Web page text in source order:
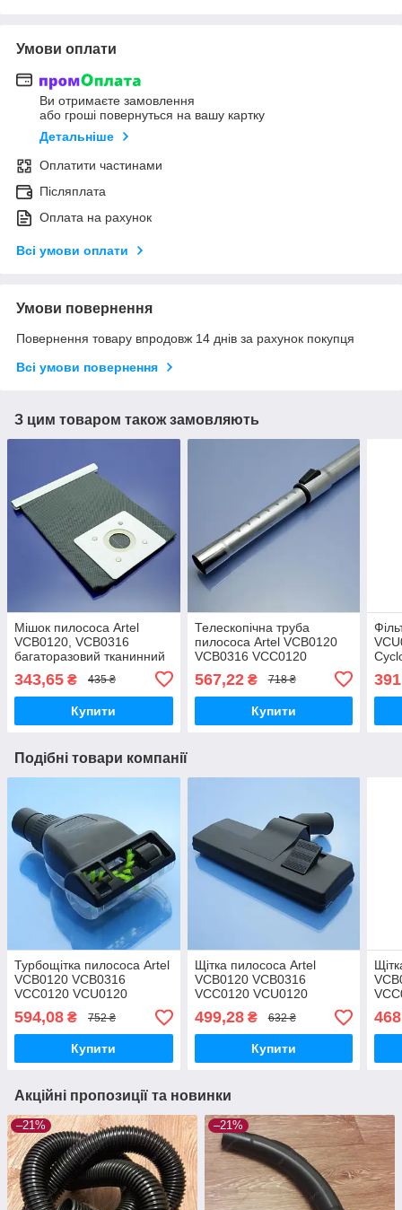
Умови оплати
Ви отримаєте замовлення
або гроші повернуться на вашу картку
Детальніше
Оплатити частинами
Післяплата
Оплата на рахунок
Всі умови оплати
Умови повернення
Повернення товару впродовж 14 днів за рахунок покупця
Всі умови повернення
З цим товаром також замовляють
Мішок пилососа Artel
VCB0120, VCB0316
багаторазовий тканинний
343,65 ₴ 435 ₴
Купити
Телескопічна труба
пилососа Artel VCB0120
VCB0316 VCC0120
567,22₴ 718 ₴
Купити
Подібні товари компанії
Турбощітка пилососа Artel
VCB0120 VCB0316
VCC0120 VCU0120
VCC0220 вузька
594,08 ₴ 752 ₴
Купити
Щітка пилососа Artel
VCB0120 VCB0316
VCC0120 VCU0120
VCC0220 велика
499,28₴ 632 ₴
Купити
Акційні пропозиції та новинки
–21% –21%